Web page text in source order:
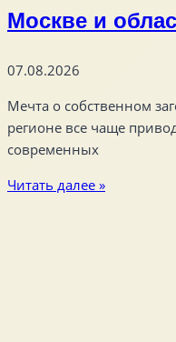
Москве и
07.08.2026
Мечта о собственном
регионе все чаще
современных
Читать далее »